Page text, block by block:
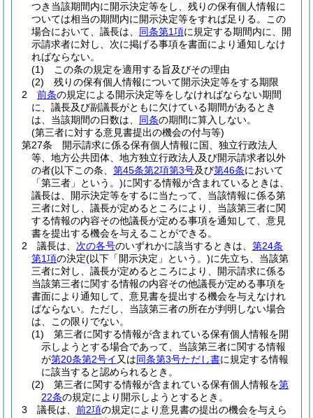
つき当該期間内に開示決定等をし、残りの保有個人情報に
ついては相当の期間内に開示決定等をすれば足りる。
この
場合において、議長は、 同条第1項に規定する期間内に、開
示請求者に対し、次に掲げる事項を書面により通知しなけ
ればならない。
(1)
この条の規定を適用する旨及びその理由
(2)
残りの保有個人情報について開示決定等をする期限
2
前条の規定による開示決定等をしなければならない期間
に、議長及び副議長がともに欠けている期間があるとき
は、当該期間の日数は、 同条の期間に算入しない。
(第三者に対する意見書提出の機会の付与等)
第27条
開示請求に係る保有個人情報に国、独立行政法人
等、地方公共団体、地方独立行政法人及び開示請求者以外
の者(以下この条、 第45条第2項第3号及び第46条において
「第三者」という。)に関する情報が含まれているときは、
議長は、開示決定等をするに当たって、当該情報に係る第
三者に対し、議長が定めるところにより、当該第三者に関
する情報の内容その他議長が定める事項を通知して、意見
書を提出する機会を与えることができる。
2
議長は、 次の各号のいずれかに該当するときは、 第24条
第1項の決定(以下「開示決定」という。)に先立ち、当該第
三者に対し、議長が定めるところにより、開示請求に係る
当該第三者に関する情報の内容その他議長が定める事項を
書面により通知して、意見書を提出する機会を与えなけれ
ばならない。 ただし、当該第三者の所在が判明しない場合
は、この限りでない。
(1)
第三者に関する情報が含まれている保有個人情報を開
示しようとする場合であって、当該第三者に関する情報
が第20条第2号イ 又は同条第3号ただし書に規定する情報
に該当すると認められるとき。
(2)
第三者に関する情報が含まれている保有個人情報を第
22条の規定により開示しようとするとき。
3
議長は、 前2項の規定により意見書の提出の機会を与えら